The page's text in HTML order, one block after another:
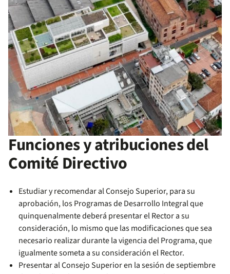
Funciones y atribuciones del
Comité Directivo
Estudiar y recomendar al Consejo Superior, para su
aprobación, los Programas de Desarrollo Integral que
quinquenalmente deberá presentar el Rector a su
consideración, lo mismo que las modificaciones que sea
necesario realizar durante la vigencia del Programa, que
igualmente someta a su consideración el Rector.
Presentar al Consejo Superior en la sesión de septiembre